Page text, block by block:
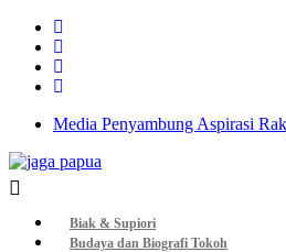
Media Penyambung Aspirasi
Biak & Supiori
Budaya dan Biografi Tokoh